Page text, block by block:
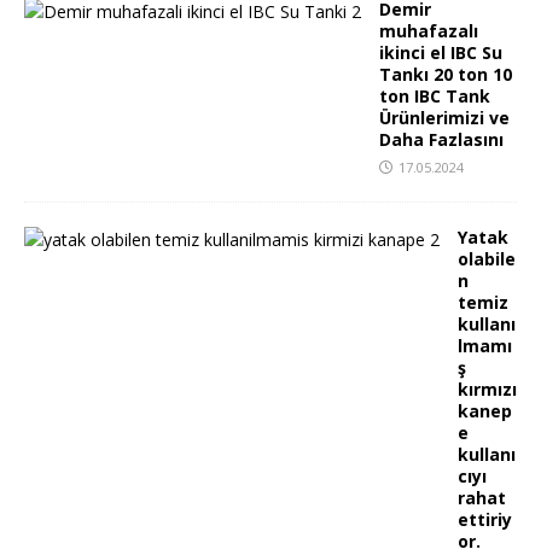
Demir
muhafazalı
ikinci el IBC Su
Tankı 20 ton 10
ton IBC Tank
Ürünlerimizi ve
Daha Fazlasını
17.05.2024
Yatak
olabile
n
temiz
kullanı
lmamı
ş
kırmızı
kanep
e
kullanı
cıyı
rahat
ettiriy
or.